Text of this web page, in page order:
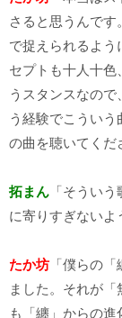
さると思うんで
で捉えられるよ
セプトも十人十色
うスタンスなの
う経験でこういう
の曲を聴いてくだ
拓まん 「そうい
に寄りすぎないよ
たか坊 「僕らの
ました。それが
も「纏」からの